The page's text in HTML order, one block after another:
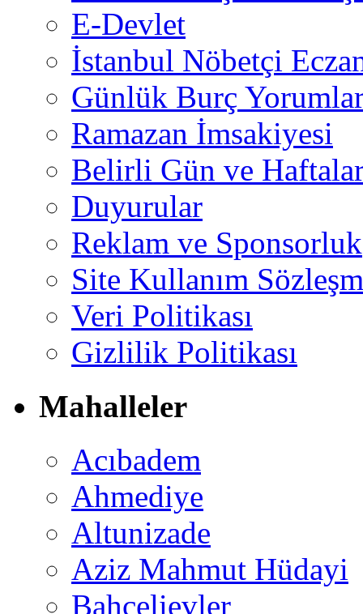
E-Devlet
İstanbul Nöbetçi
Günlük Burç
Ramazan İmsakiyesi
Belirli Gün ve
Duyurular
Reklam ve Sponsorluk
Site Kullanım
Veri Politikası
Gizlilik Politikası
Mahalleler
Acıbadem
Ahmediye
Altunizade
Aziz Mahmut Hüdayi
Bahçelievler